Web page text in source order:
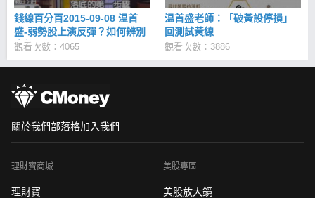
錢線百分百2015-09-08 温首
盛-弱勢股上演反彈？如何辨別
真假？
觀看次數：4065
温首盛老師：「破黃設停損」
回測試黃線
觀看次數：3886
關於我們部落格加入我們
理財寶商城
理財寶
美股專區
美股放大鏡